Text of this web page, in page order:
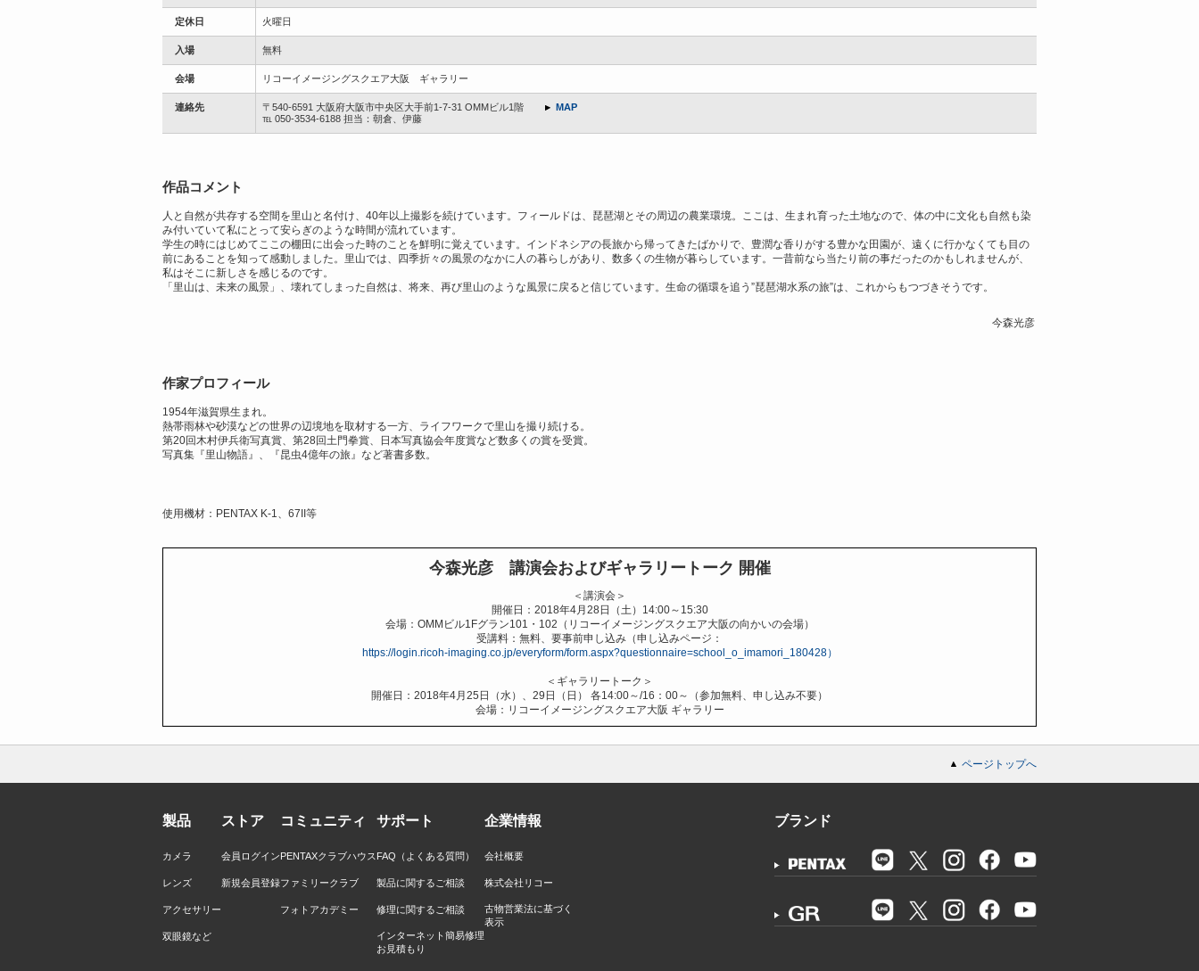
定休日 火曜日
入場 無料
会場 リコーイメージングスクエア大阪 ギャラリー
連絡先 〒540-6591 大阪府大阪市中央区大手前1-7-31 OMMビル1階
MAP
℡ 050-3534-6188 担当：朝倉、伊藤
作品コメント
人と自然が共存する空間を里山と名付け、40年以上撮影を続けています。フィールドは、琵琶湖とその周辺の農業環境。ここは、生まれ育った土地なので、体の中に文化も自然も染
み付いていて私にとって安らぎのような時間が流れています。
学生の時にはじめてここの棚田に出会った時のことを鮮明に覚えています。インドネシアの長旅から帰ってきたばかりで、豊潤な香りがする豊かな田園が、遠くに行かなくても目の
前にあることを知って感動しました。里山では、四季折々の風景のなかに人の暮らしがあり、数多くの生物が暮らしています。一昔前なら当たり前の事だったのかもしれませんが、
私はそこに新しさを感じるのです。
「里山は、未来の風景」、壊れてしまった自然は、将来、再び里山のような風景に戻ると信じています。生命の循環を追う”琵琶湖水系の旅”は、これからもつづきそうです。
今森光彦
作家プロフィール
1954年滋賀県生まれ。
熱帯雨林や砂漠などの世界の辺境地を取材する一方、ライフワークで里山を撮り続ける。
第20回木村伊兵衛写真賞、第28回土門拳賞、日本写真協会年度賞など数多くの賞を受賞。
写真集『里山物語』、『昆虫4億年の旅』など著書多数。
使用機材：PENTAX K-1、67II等
今森光彦 講演会およびギャラリートーク 開催
＜講演会＞
開催日：2018年4月28日（土）14:00～15:30
会場：OMMビル1Fグラン101・102（リコーイメージングスクエア大阪の向かいの会場）
受講料：無料、要事前申し込み（申し込みページ：
https://login.ricoh-imaging.co.jp/everyform/form.aspx?questionnaire=school_o_imamori_180428）
＜ギャラリートーク＞
開催日：2018年4月25日（水）、29日（日） 各14:00～/16：00～（参加無料、申し込み不要）
会場：リコーイメージングスクエア大阪 ギャラリー
ページトップへ
製品
カメラ
レンズ
アクセサリー
双眼鏡など
ストア
会員ログイン
新規会員登録
コミュニティ
PENTAXクラブハウス
ファミリークラブ
フォトアカデミー
サポート
FAQ（よくある質問）
製品に関するご相談
修理に関するご相談
インターネット簡易修理
お見積もり
企業情報
会社概要
株式会社リコー
古物営業法に基づく
表示
ブランド